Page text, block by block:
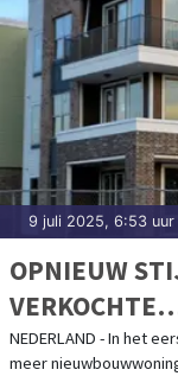
9 juli 2025, 6:53 uur
OPNIEUW
VERKOCHTE
NEDERLAND - In het
meer